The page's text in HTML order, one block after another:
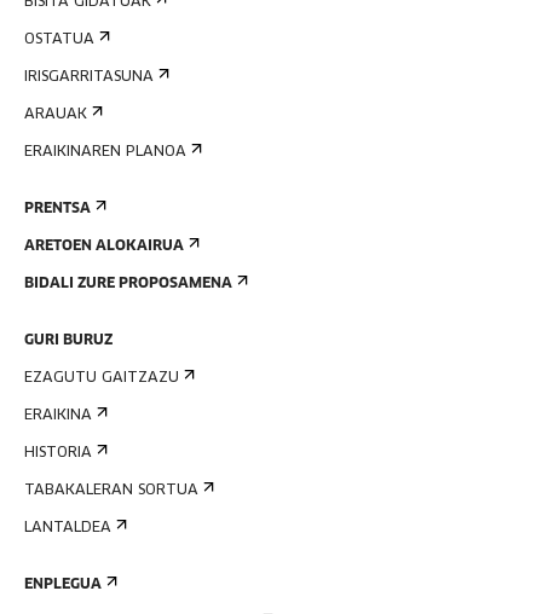
OSTATUA
IRISGARRITASUNA
ARAUAK
ERAIKINAREN PLANOA
PRENTSA
ARETOEN ALOKAIRUA
BIDALI ZURE PROPOSAMENA
GURI BURUZ
EZAGUTU GAITZAZU
ERAIKINA
HISTORIA
TABAKALERAN SORTUA
LANTALDEA
ENPLEGUA